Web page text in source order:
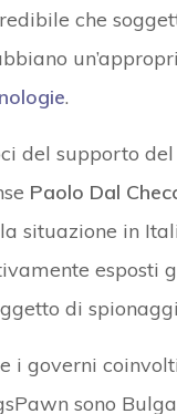
che
.
del supporto
Paolo Dal
situazione in
esposti
di
i governi
sono